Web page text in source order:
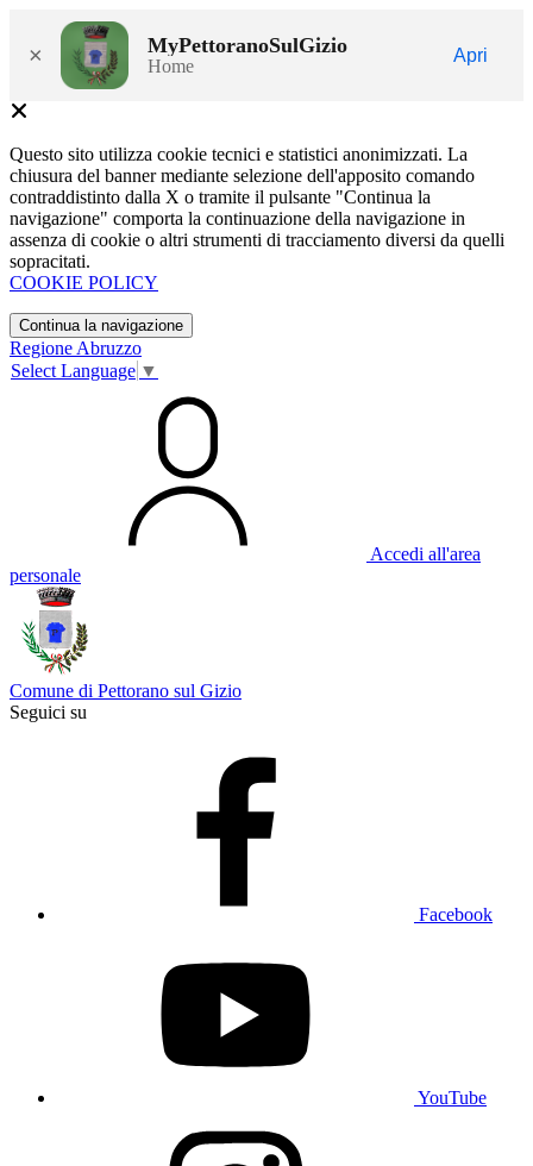
× MyPettoranoSulGizio
Home
Apri
Questo sito utilizza cookie tecnici e statistici anonimizzati. La
chiusura del banner mediante selezione dell'apposito comando
contraddistinto dalla X o tramite il pulsante "Continua la
navigazione" comporta la continuazione della navigazione in
assenza di cookie o altri strumenti di tracciamento diversi da quelli
sopracitati.
COOKIE POLICY
Continua la navigazione
Regione Abruzzo
Select Language ▼
Accedi all'area
personale
Comune di Pettorano sul Gizio
Seguici su
Facebook
YouTube